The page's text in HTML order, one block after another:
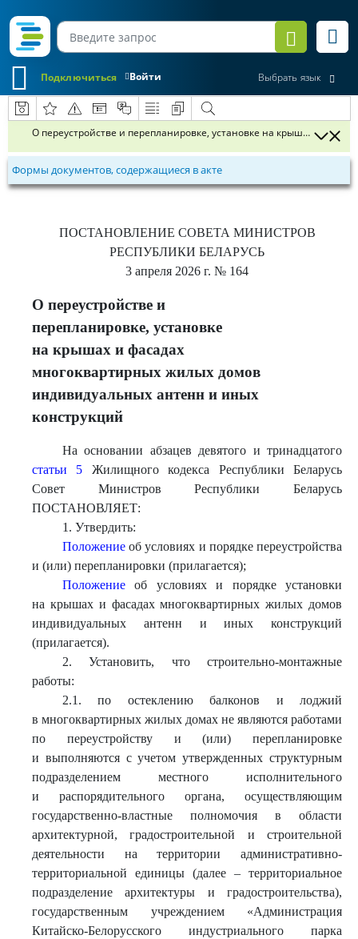
Войти
Подключиться Выбрать язык
О переустройстве и перепланировке, установке на крышах и
Формы документов, содержащиеся в акте
ПОСТАНОВЛЕНИЕ СОВЕТА МИНИСТРОВ
РЕСПУБЛИКИ БЕЛАРУСЬ
3 апреля 2026 г. № 164
О переустройстве и
перепланировке, установке
на крышах и фасадах
многоквартирных жилых домов
индивидуальных антенн и иных
конструкций
На основании абзацев девятого и тринадцатого
статьи 5 Жилищного кодекса Республики Беларусь
Совет Министров Республики Беларусь
ПОСТАНОВЛЯЕТ:
1. Утвердить:
Положениеоб условиях и порядке переустройства
и (или) перепланировки (прилагается);
Положениеоб условиях и порядке установки
на крышах и фасадах многоквартирных жилых домов
индивидуальных антенн и иных конструкций
(прилагается).
2. Установить, что строительно-монтажные
работы:
2.1. по остеклению балконов и лоджий
в многоквартирных жилых домах не являются работами
по переустройству и (или) перепланировке
и выполняются с учетом утвержденных структурным
подразделением местного исполнительного
и распорядительного органа, осуществляющим
государственно-властные полномочия в области
архитектурной, градостроительной и строительной
деятельности на территории административно-
территориальной единицы (далее – территориальное
подразделение архитектуры и градостроительства),
государственным учреждением «Администрация
Китайско-Белорусского индустриального парка